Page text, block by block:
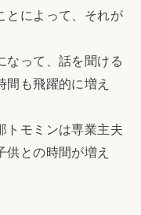
とによって、それが
って、話を聞ける
間も飛躍的に増え
モミンは専業主夫
供との時間が増え